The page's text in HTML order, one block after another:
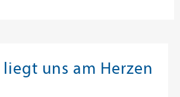
uns am Herzen